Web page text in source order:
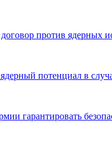
договор против
потенциал в
гарантировать